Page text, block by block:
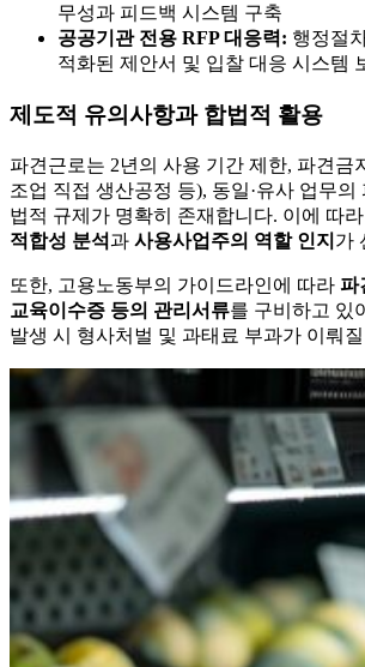
무성과 피드백 시스템 구축
공공기관 전용 RFP 대응력: 행정절
적화된 제안서 및 입찰 대응 시스템
제도적 유의사항과 합법적 활용
파견근로는 2년의 사용 기간 제한, 파견금
조업 직접 생산공정 등), 동일·유사 업무의
법적 규제가 명확히 존재합니다. 이에 따라
적합성 분석과 사용사업주의 역할 인지 가
또한, 고용노동부의 가이드라인에 따라 파
교육이수증 등의 관리서류를 구비하고 있
발생 시 형사처벌 및 과태료 부과가 이뤄